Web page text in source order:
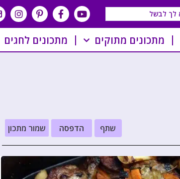
מתכונים מתוקים מתכונים לחגים
שתף הדפסה שמור מתכון